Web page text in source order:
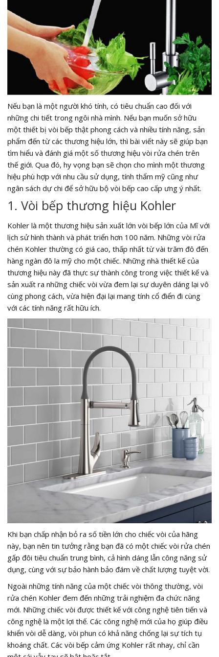
Nếu bạn là một người khó tính, có tiêu chuẩn cao đối với
những chi tiết trong ngôi nhà mình. Nếu bạn muốn sở hữu
một thiết bị vòi bếp thật phong cách và nhiều tính năng, sản
phẩm đến từ các thương hiệu lớn, thì bài viết này sẽ giúp bạn
tìm hiểu và đánh giá một số thương hiệu vòi rửa chén trên
thế giới. Qua đó, hy vọng bạn sẽ chọn cho mình một thương
hiệu phù hợp với nhu cầu sử dụng, tính thẩm mỹ cũng như
ngân sách dự chi để sở hữu bộ vòi bếp cao cấp ưng ý nhất.
1. Vòi bếp thương hiệu Kohler
Kohler là một thương hiệu sản xuất lớn vòi bếp lớn của Mĩ với
lịch sử hình thành và phát triển hơn 100 năm. Những vòi rửa
chén Kohler thường có giá cao, thấp nhất từ vài trăm đô đến
hàng ngàn đô la mỹ cho một chiếc. Những nhà thiết kế của
thương hiệu này đã thực sự thành công trong việc thiết kế và
sản xuất ra những chiếc vòi vừa đem lại sự duyên dáng lại vô
cùng phong cách, vừa hiện đại lại mang tính cổ điển đi cùng
với các tính năng rất hữu ích.
Khi bạn chấp nhận bỏ ra số tiền lớn cho chiếc vòi của hãng
này, bạn nên tin tưởng rằng bạn đã có một chiếc vòi rửa chén
gấp đôi tiêu chuẩn trung bình, cả hình dáng lẫn công năng sử
dụng, cùng với sự bảo hành bảo đám về chất lượng tuyệt vời.
Ngoài những tính năng của một chiếc vòi thông thường, vòi
rửa chén Kohler đem đến những trải nghiệm đa chức năng
mới. Những chiếc vòi được thiết kế với công nghệ tiên tiến và
công nghệ là một lợi thế. Các công nghệ mới của họ giúp điều
khiển vòi dễ dàng, vòi phun có khả năng chống lại sự tích tụ
khoáng chất. Các vòi bếp cảm ứng Kohler rất nhay, chỉ cần